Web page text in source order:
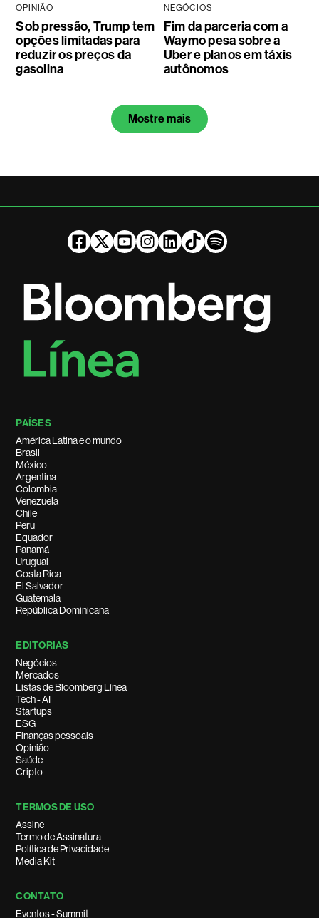
OPINIÃO
Sob pressão, Trump tem
opções limitadas para
reduzir os preços da
gasolina
NEGÓCIOS
Fim da parceria com a
Waymo pesa sobre a
Uber e planos em táxis
autônomos
Mostre mais
PAÍSES
América Latina e o mundo
Brasil
México
Argentina
Colombia
Venezuela
Chile
Peru
Equador
Panamá
Uruguai
Costa Rica
El Salvador
Guatemala
República Dominicana
EDITORIAS
Negócios
Mercados
Listas de Bloomberg Línea
Tech - AI
Startups
ESG
Finanças pessoais
Opinião
Saúde
Cripto
TERMOS DE USO
Assine
Termo de Assinatura
Política de Privacidade
Media Kit
CONTATO
Eventos - Summit